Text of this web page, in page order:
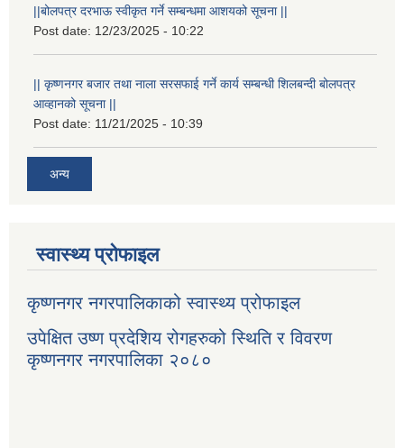
||बोलपत्र दरभाऊ स्वीकृत गर्ने सम्बन्धमा आशयको सूचना ||
Post date: 12/23/2025 - 10:22
|| कृष्णनगर बजार तथा नाला सरसफाई गर्ने कार्य सम्बन्धी शिलबन्दी बोलपत्र
आव्हानको सूचना ||
Post date: 11/21/2025 - 10:39
अन्य
स्वास्थ्य प्रोफाइल
कृष्णनगर नगरपालिकाको स्वास्थ्य प्रोफाइल
उपेक्षित उष्ण प्रदेशिय रोगहरुको स्थिति र विवरण
कृष्णनगर नगरपालिका २०८०